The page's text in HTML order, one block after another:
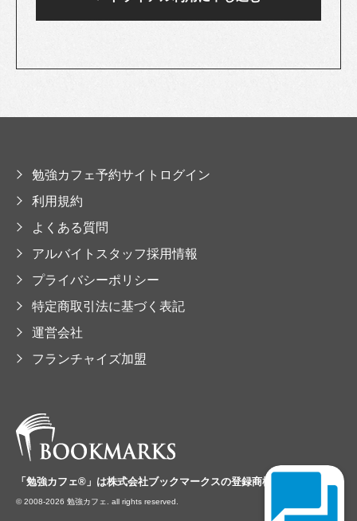
勉強カフェ予約サイトログイン
利用規約
よくある質問
アルバイトスタッフ採用情報
プライバシーポリシー
特定商取引法に基づく表記
運営会社
フランチャイズ加盟
「勉強カフェ®」は株式会社ブックマークスの登録商標です。
© 2008-2026 勉強カフェ. all rights reserved.